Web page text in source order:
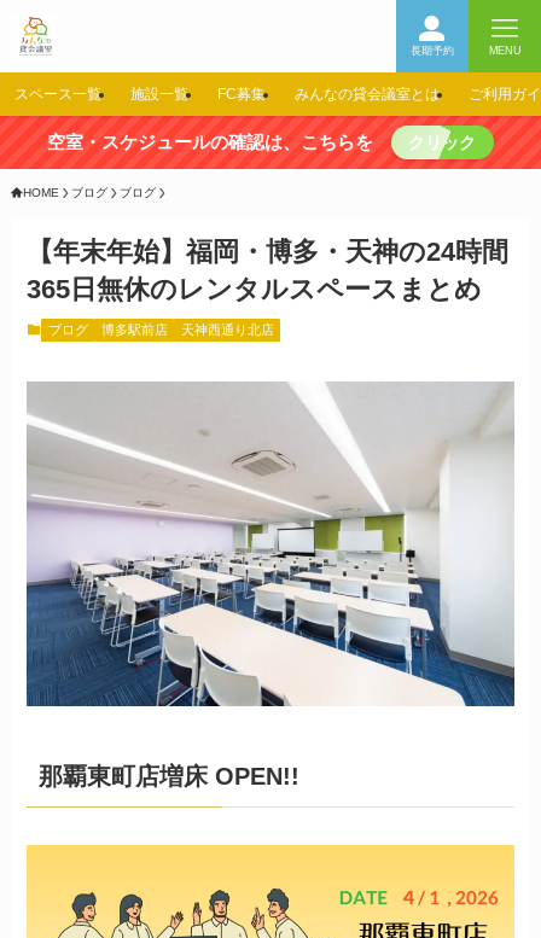
長期予約 MENU
スペース一覧 施設一覧 FC募集 みんなの貸会議室とは ご利用ガ
空室・スケジュールの確認は、こちらを クリック
HOME ブログ ブログ
【年末年始】福岡・博多・天神の24時間
365日無休のレンタルスペースまとめ
ブログ 博多駅前店 天神西通り北店
那覇東町店増床 OPEN!!